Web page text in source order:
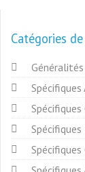
Catégories